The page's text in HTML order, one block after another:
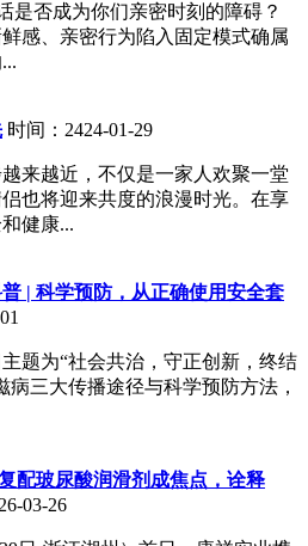
是否成为你们亲密时刻的障碍？
感、亲密行为陷入固定模式确属
时间：2424-01-29
来越近，不仅是一家人欢聚一堂
也将迎来共度的浪漫时光。在享
健康...
| 科学预防，从正确使用安全套
题为“社会共治，守正创新，终结
病三大传播途径与科学预防方法，
配玻尿酸润滑剂成焦点，诠释
03-26